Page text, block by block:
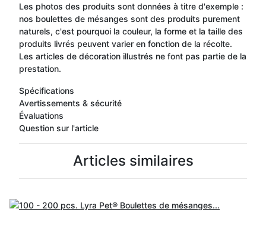
Les photos des produits sont données à titre d'exemple :
nos boulettes de mésanges sont des produits purement
naturels, c'est pourquoi la couleur, la forme et la taille des
produits livrés peuvent varier en fonction de la récolte.
Les articles de décoration illustrés ne font pas partie de la
prestation.
Spécifications
Avertissements & sécurité
Évaluations
Question sur l'article
Articles similaires